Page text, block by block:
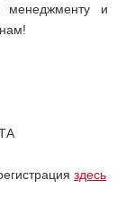
менеджменту и
здесь